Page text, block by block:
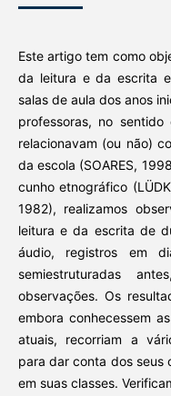
Este artigo tem como
da leitura e da escrita
salas de aula dos anos
professoras, no
relacionavam (ou não)
da escola (SOARES,
cunho etnográfico
1982), realizamos
leitura e da escrita de
áudio, registros em
semiestruturadas
observações. Os
embora conhecessem
atuais, recorriam a
para dar conta dos seus
em suas classes.